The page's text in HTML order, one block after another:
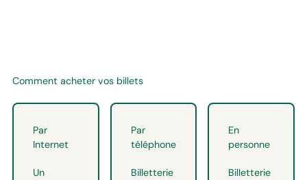
Comment acheter vos billets
Par
Internet
Un
Par
téléphone
Billetterie
En
personne
Billetterie